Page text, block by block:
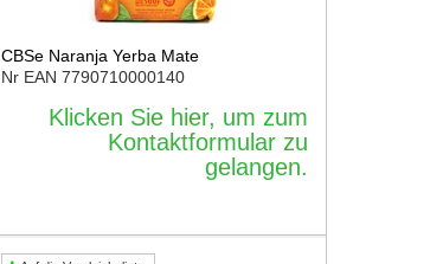
CBSe Naranja Yerba Mate
Nr EAN 7790710000140
Klicken Sie hier, um zum
Kontaktformular zu
gelangen.